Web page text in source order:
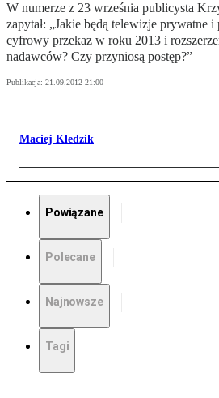
W numerze z 23 września publicysta
zapytał: „Jakie będą telewizje prywatne
cyfrowy przekaz w roku 2013 i
nadawców? Czy przyniosą postęp?”
Publikacja: 21.09.2012 21:00
Maciej Kledzik
Powiązane
Polecane
Najnowsze
Tagi